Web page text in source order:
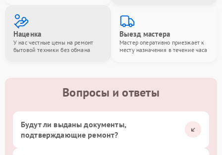
Наценка
У нас честные цены на ремонт
бытовой техники без обмана
Выезд мастера
Мастер оперативно приезжает к
месту назначения в течение часа
Вопросы и ответы
Будут ли выданы документы,
подтверждающие ремонт?